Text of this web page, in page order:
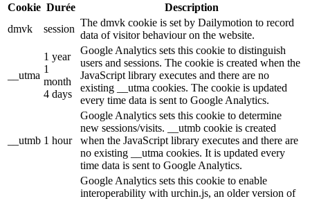
Cookie Durée
Description
dmvk
session
The dmvk cookie is set by Dailymotion to record
data of visitor behaviour on the website.
__utma
1 year
1
month
4 days
Google Analytics sets this cookie to distinguish
users and sessions. The cookie is created when the
JavaScript library executes and there are no
existing __utma cookies. The cookie is updated
every time data is sent to Google Analytics.
__utmb 1 hour
Google Analytics sets this cookie to determine
new sessions/visits. __utmb cookie is created
when the JavaScript library executes and there are
no existing __utma cookies. It is updated every
time data is sent to Google Analytics.
Google Analytics sets this cookie to enable
interoperability with urchin.js, an older version of